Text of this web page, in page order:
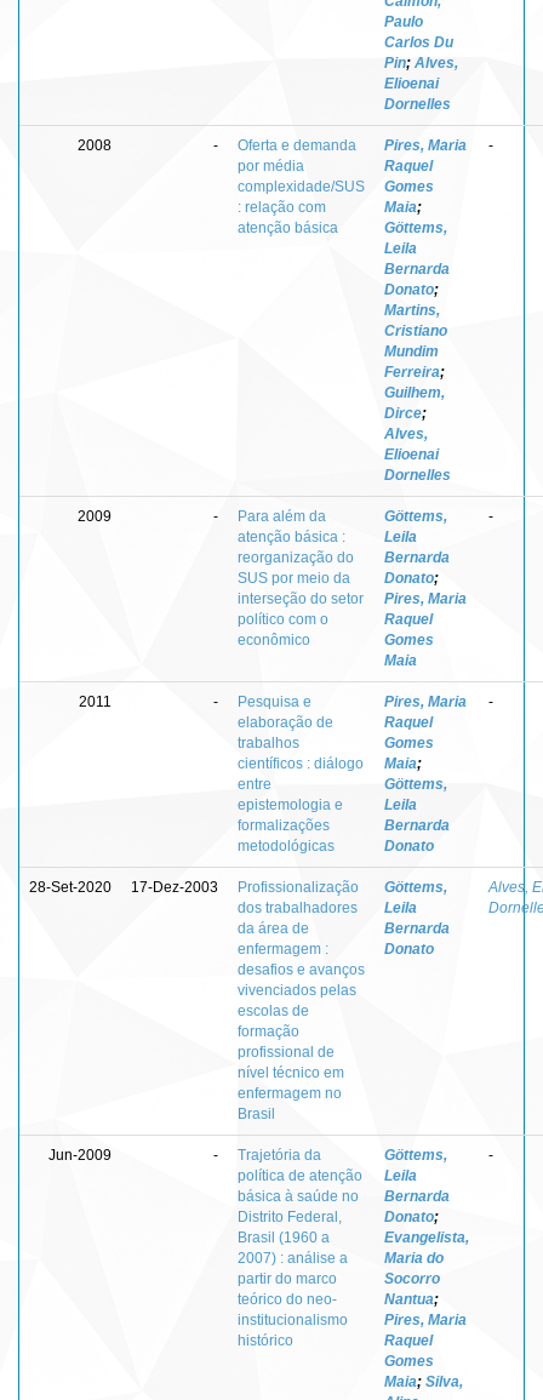
Paulo
Carlos Du
Pin; Alves,
Elioenai
Dornelles
2008 -
Oferta e demanda
por média
complexidade/SUS
: relação com
atenção básica
Pires, Maria
Raquel
Gomes
Maia;
Göttems,
Leila
Bernarda
Donato;
Martins,
Cristiano
Mundim
Ferreira;
Guilhem,
Dirce;
Alves,
Elioenai
Dornelles
-
2009 -
Para além da
atenção básica :
reorganização do
SUS por meio da
interseção do setor
político com o
econômico
Göttems,
Leila
Bernarda
Donato;
Pires, Maria
Raquel
Gomes
Maia
-
2011 -
Pesquisa e
elaboração de
trabalhos
científicos : diálogo
entre
epistemologia e
formalizações
metodológicas
Pires, Maria
Raquel
Gomes
Maia;
Göttems,
Leila
Bernarda
Donato
-
28-Set-2020 17-Dez-2003
Profissionalização
dos trabalhadores
da área de
enfermagem :
desafios e avanços
vivenciados pelas
escolas de
formação
profissional de
nível técnico em
enfermagem no
Brasil
Göttems,
Leila
Bernarda
Donato
Alves,
Jun-2009 -
Trajetória da
política de atenção
básica à saúde no
Distrito Federal,
Brasil (1960 a
2007) : análise a
partir do marco
teórico do neo-
institucionalismo
histórico
Göttems,
Leila
Bernarda
Donato;
Evangelista,
Maria do
Socorro
Nantua;
Pires, Maria
Raquel
Gomes
Maia; Silva,
-